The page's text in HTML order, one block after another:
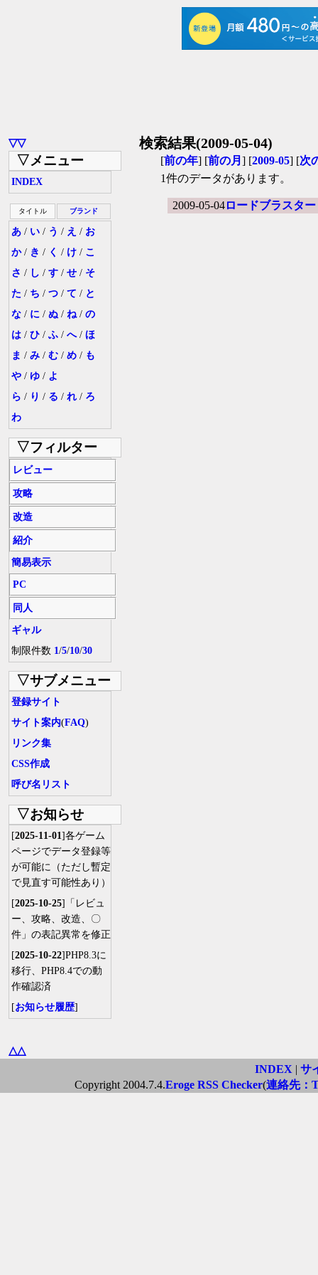
▽▽
▽メニュー
INDEX
タイトル ブランド
あ / い / う / え / お
か/ き / く / け / こ
さ / し / す / せ / そ
た / ち / つ / て / と
な / に / ぬ / ね / の
は / ひ / ふ / へ/ ほ
ま / み / む / め / も
や / ゆ / よ
ら / り / る / れ / ろ
わ
▽フィルター
レビュー
攻略
改造
紹介
簡易表示
PC
同人
ギャル
制限件数 1/5/10/30
▽サブメニュー
登録サイト
サイト案内(FAQ)
リンク集
CSS作成
呼び名リスト
▽お知らせ
[2025-11-01]各ゲーム
ページでデータ登録等
が可能に（ただし暫定
で見直す可能性あり）
[2025-10-25]「レビュ
ー、攻略、改造、〇
件」の表記異常を修正
[2025-10-22]PHP8.3に
移行、PHP8.4での動
作確認済
[お知らせ履歴]
検索結果(2009-05-04)
[前の年] [前の月 ] [2009-05] [次
1件のデータがあります。
2009-05-04ロードブラスター
△△
INDEX | サ
Copyright 2004.7.4.Eroge RSS Checker(連絡先：